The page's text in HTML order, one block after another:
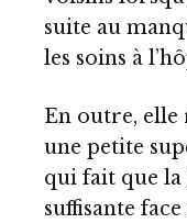
suite au
les soins à
En outre, elle
une petite
qui fait que la
suffisante